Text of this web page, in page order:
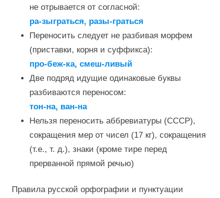
не отрывается от согласной:
ра-зыграться, разы-граться
Переносить следует не разбивая морфем
(приставки, корня и суффикса):
про-беж-ка, смеш-ливый
Две подряд идущие одинаковые буквы
разбиваются переносом:
тон-на, ван-на
Нельзя переносить аббревиатуры (СССР),
сокращения мер от чисел (17 кг), сокращения
(т.е., т. д.), знаки (кроме тире перед
прерванной прямой речью)
Правила русской орфографии и пунктуации